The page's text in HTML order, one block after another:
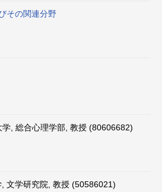
その関連分野
学, 総合心理学部, 教授 (80606682)
文学研究院, 教授 (50586021)